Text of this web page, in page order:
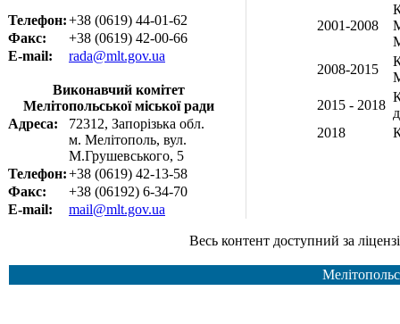
Телефон:+38 (0619) 44-01-62
Факс:
+38 (0619) 42-00-66
E-mail:
rada@mlt.gov.ua
Виконавчий комітет
Мелітопольської міської ради
Адреса:
72312, Запорізька обл.
м. Мелітополь, вул.
М.Грушевського, 5
Телефон:+38 (0619) 42-13-58
Факс:
+38 (06192) 6-34-70
E-mail:
mail@mlt.gov.ua
2001-2008
2008-2015
2015 - 2018
2018
Весь контент доступний за ліцензією Creative